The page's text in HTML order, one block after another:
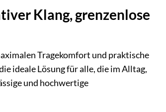
Klang, grenzenlose
Tragekomfort und praktische
ideale Lösung für alle, die im Alltag,
und hochwertige